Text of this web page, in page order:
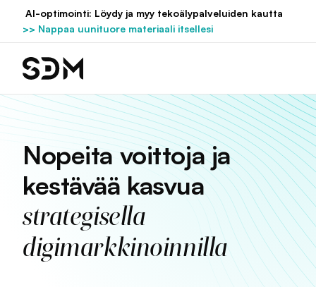
Hyppää
sisältöön
AI-optimointi: Löydy ja myy tekoälypalveluiden kautta
>> Nappaa uunituore materiaali itsellesi
Nopeita voittoja ja
kestävää kasvua
strategisella
digimarkkinoinnilla